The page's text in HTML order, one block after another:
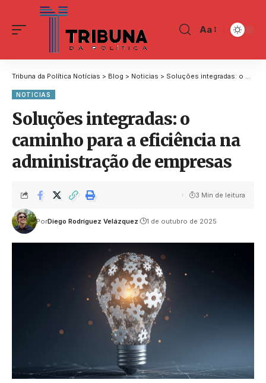
Aa
Tribuna da Política Notícias > Blog > Noticias > Soluções integradas: o caminho para a eficiência na administração de empresas
NOTICIAS
Soluções integradas: o
caminho para a eficiência na
administração de empresas
PorDiego Rodríguez Velázquez 1 de outubro de 2025
3 Min de leitura